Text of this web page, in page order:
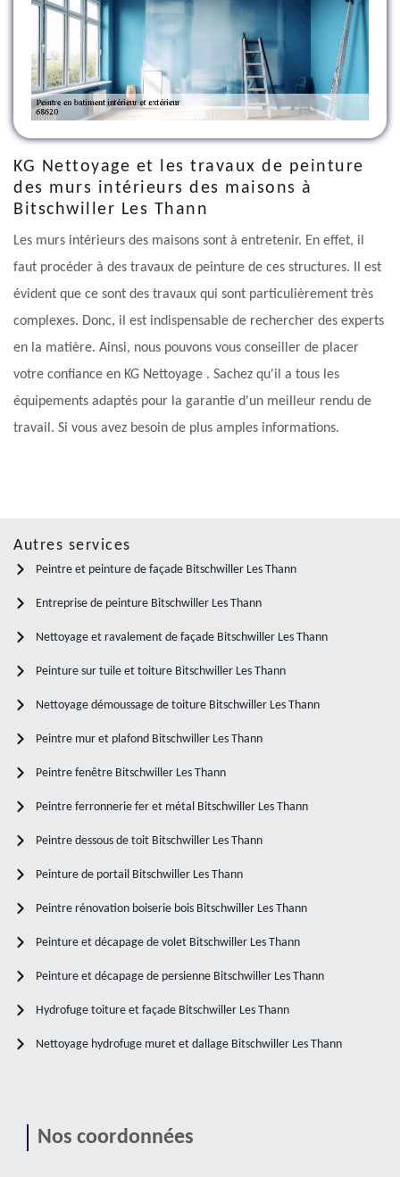
KG Nettoyage et les travaux de peinture
des murs intérieurs des maisons à
Bitschwiller Les Thann
Les murs intérieurs des maisons sont à entretenir. En effet, il
faut procéder à des travaux de peinture de ces structures. Il est
évident que ce sont des travaux qui sont particulièrement très
complexes. Donc, il est indispensable de rechercher des experts
en la matière. Ainsi, nous pouvons vous conseiller de placer
votre confiance en KG Nettoyage . Sachez qu'il a tous les
équipements adaptés pour la garantie d'un meilleur rendu de
travail. Si vous avez besoin de plus amples informations.
Autres services
Peintre et peinture de façade Bitschwiller Les Thann
Entreprise de peinture Bitschwiller Les Thann
Nettoyage et ravalement de façade Bitschwiller Les Thann
Peinture sur tuile et toiture Bitschwiller Les Thann
Nettoyage démoussage de toiture Bitschwiller Les Thann
Peintre mur et plafond Bitschwiller Les Thann
Peintre fenêtre Bitschwiller Les Thann
Peintre ferronnerie fer et métal Bitschwiller Les Thann
Peintre dessous de toit Bitschwiller Les Thann
Peinture de portail Bitschwiller Les Thann
Peintre rénovation boiserie bois Bitschwiller Les Thann
Peinture et décapage de volet Bitschwiller Les Thann
Peinture et décapage de persienne Bitschwiller Les Thann
Hydrofuge toiture et façade Bitschwiller Les Thann
Nettoyage hydrofuge muret et dallage Bitschwiller Les Thann
Nos coordonnées